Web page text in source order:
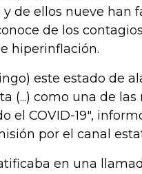
y de ellos nueve han
de los
hiperinflación.
este estado de
(...) como una de
el COVID-19",
por el canal
en una